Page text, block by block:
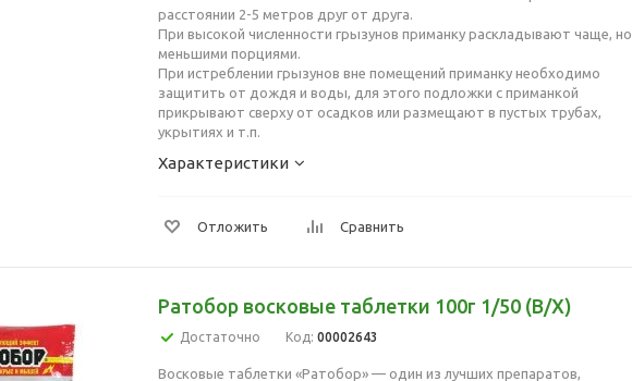
расстоянии 2-5 метров друг от друга.
При высокой численности грызунов приманку раскладывают чаще, но
меньшими порциями.
При истреблении грызунов вне помещений приманку необходимо
защитить от дождя и воды, для этого подложки с приманкой
прикрывают сверху от осадков или размещают в пустых трубах,
укрытиях и т.п.
Характеристики
Отложить Сравнить
Ратобор восковые таблетки 100г 1/50 (В/Х)
Достаточно Код: 00002643
Восковые таблетки «Ратобор» — один из лучших препаратов,